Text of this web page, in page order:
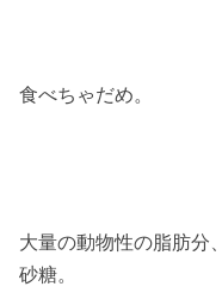
食べちゃだめ。
大量の動物性の脂肪分
砂糖。